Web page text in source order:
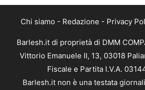
Chi siamo - Redazione - Privacy
Barlesh.it di proprietà di DMM
Vittorio Emanuele II, 13, 03018
Fiscale e Partita I.V.A.
Barlesh.it non è una testata